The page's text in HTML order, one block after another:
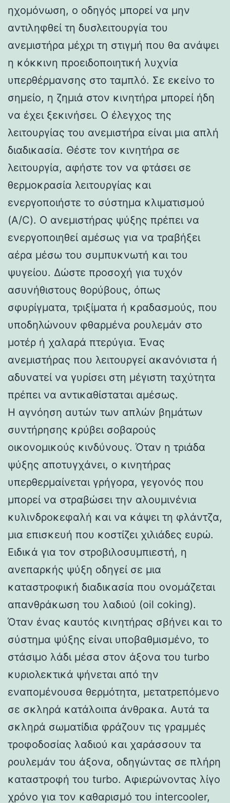
ηχομόνωση, ο οδηγός μπορεί να μην
αντιληφθεί τη δυσλειτουργία του
ανεμιστήρα μέχρι τη στιγμή που θα ανάψει
η κόκκινη προειδοποιητική λυχνία
υπερθέρμανσης στο ταμπλό. Σε εκείνο το
σημείο, η ζημιά στον κινητήρα μπορεί ήδη
να έχει ξεκινήσει. Ο έλεγχος της
λειτουργίας του ανεμιστήρα είναι μια απλή
διαδικασία. Θέστε τον κινητήρα σε
λειτουργία, αφήστε τον να φτάσει σε
θερμοκρασία λειτουργίας και
ενεργοποιήστε το σύστημα κλιματισμού
(A/C). Ο ανεμιστήρας ψύξης πρέπει να
ενεργοποιηθεί αμέσως για να τραβήξει
αέρα μέσω του συμπυκνωτή και του
ψυγείου. Δώστε προσοχή για τυχόν
ασυνήθιστους θορύβους, όπως
σφυρίγματα, τριξίματα ή κραδασμούς, που
υποδηλώνουν φθαρμένα ρουλεμάν στο
μοτέρ ή χαλαρά πτερύγια. Ένας
ανεμιστήρας που λειτουργεί ακανόνιστα ή
αδυνατεί να γυρίσει στη μέγιστη ταχύτητα
πρέπει να αντικαθίσταται αμέσως.
Η αγνόηση αυτών των απλών βημάτων
συντήρησης κρύβει σοβαρούς
οικονομικούς κινδύνους. Όταν η τριάδα
ψύξης αποτυγχάνει, ο κινητήρας
υπερθερμαίνεται γρήγορα, γεγονός που
μπορεί να στραβώσει την αλουμινένια
κυλινδροκεφαλή και να κάψει τη φλάντζα,
μια επισκευή που κοστίζει χιλιάδες ευρώ.
Ειδικά για τον στροβιλοσυμπιεστή, η
ανεπαρκής ψύξη οδηγεί σε μια
καταστροφική διαδικασία που ονομάζεται
απανθράκωση του λαδιού (oil coking).
Όταν ένας καυτός κινητήρας σβήνει και το
σύστημα ψύξης είναι υποβαθμισμένο, το
στάσιμο λάδι μέσα στον άξονα του turbo
κυριολεκτικά ψήνεται από την
εναπομένουσα θερμότητα, μετατρεπόμενο
σε σκληρά κατάλοιπα άνθρακα. Αυτά τα
σκληρά σωματίδια φράζουν τις γραμμές
τροφοδοσίας λαδιού και χαράσσουν τα
ρουλεμάν του άξονα, οδηγώντας σε πλήρη
καταστροφή του turbo. Αφιερώνοντας λίγο
χρόνο για τον καθαρισμό του intercooler,